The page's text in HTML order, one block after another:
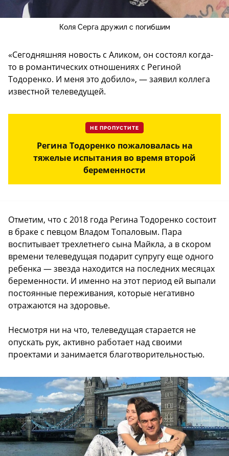
Коля Серга дружил с погибшим
«Сегодняшняя новость с Аликом, он состоял когда-
то в романтических отношениях с Региной
Тодоренко. И меня это добило», — заявил коллега
известной телеведущей.
НЕ ПРОПУСТИТЕ
Регина Тодоренко пожаловалась на
тяжелые испытания во время второй
беременности
Отметим, что с 2018 года Регина Тодоренко состоит
в браке с певцом Владом Топаловым. Пара
воспитывает трехлетнего сына Майкла, а в скором
времени телеведущая подарит супругу еще одного
ребенка — звезда находится на последних месяцах
беременности. И именно на этот период ей выпали
постоянные переживания, которые негативно
отражаются на здоровье.
Несмотря ни на что, телеведущая старается не
опускать рук, активно работает над своими
проектами и занимается благотворительностью.